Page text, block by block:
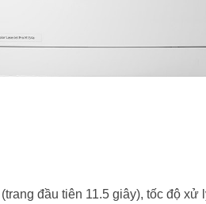
đầu tiên 11.5 giây), tốc độ xử